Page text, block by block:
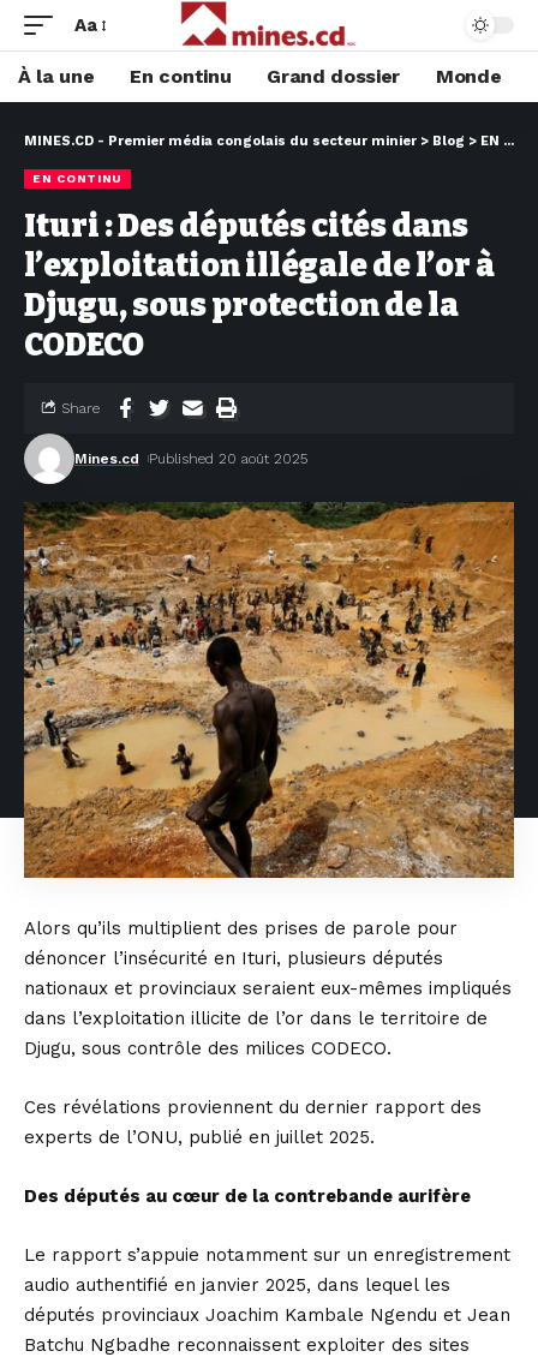
Aa
À la une En continu Grand dossier Monde
MINES.CD - Premier média congolais du secteur minier > Blog > EN CONTINU
EN CONTINU
Ituri : Des députés cités dans
l’exploitation illégale de l’or à
Djugu, sous protection de la
CODECO
Mines.cd Published 20 août 2025
Share
Alors qu’ils multiplient des prises de parole pour
dénoncer l’insécurité en Ituri, plusieurs députés
nationaux et provinciaux seraient eux-mêmes impliqués
dans l’exploitation illicite de l’or dans le territoire de
Djugu, sous contrôle des milices CODECO.
Ces révélations proviennent du dernier rapport des
experts de l’ONU, publié en juillet 2025.
Des députés au cœur de la contrebande aurifère
Le rapport s’appuie notamment sur un enregistrement
audio authentifié en janvier 2025, dans lequel les
députés provinciaux Joachim Kambale Ngendu et Jean
Batchu Ngbadhe reconnaissent exploiter des sites